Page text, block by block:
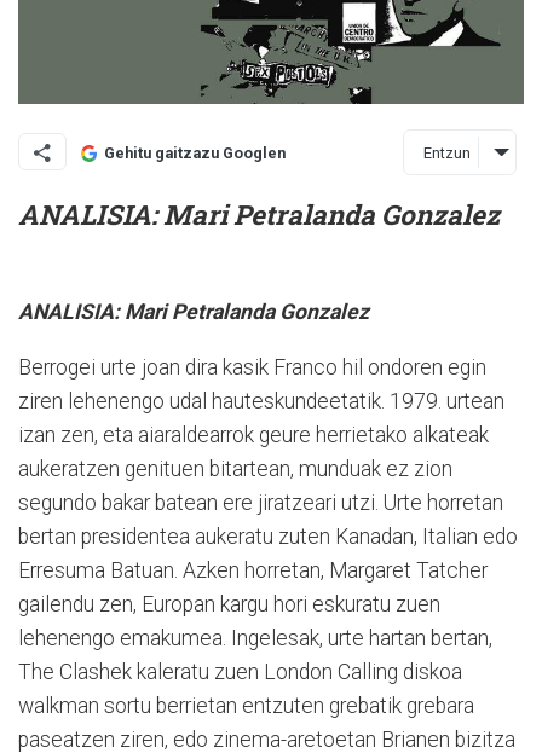
Gehitu gaitzazu Googlen Entzun
ANALISIA: Mari Petralanda Gonzalez
ANALISIA: Mari Petralanda Gonzalez
Berrogei urte joan dira kasik Franco hil ondoren egin
ziren lehenengo udal hauteskundeetatik. 1979. urtean
izan zen, eta aiaraldearrok geure herrietako alkateak
aukeratzen genituen bitartean, munduak ez zion
segundo bakar batean ere jiratzeari utzi. Urte horretan
bertan presidentea aukeratu zuten Kanadan, Italian edo
Erresuma Batuan. Azken horretan, Margaret Tatcher
gailendu zen, Europan kargu hori eskuratu zuen
lehenengo emakumea. Ingelesak, urte hartan bertan,
The Clashek kaleratu zuen London Calling diskoa
walkman sortu berrietan entzuten grebatik grebara
paseatzen ziren, edo zinema-aretoetan Brianen bizitza